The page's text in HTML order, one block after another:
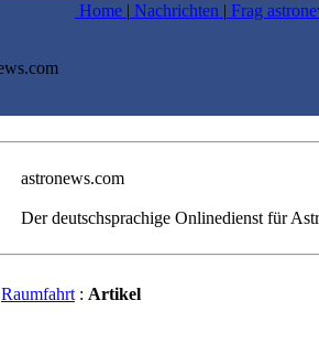
Home | Nachrichten | Frag
astronews.com
Der deutschsprachige Onlinedienst für
Raumfahrt : Artikel